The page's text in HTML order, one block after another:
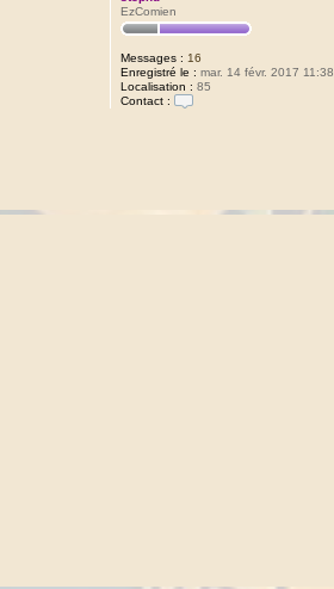
EzComien
Messages : 16
Enregistré le : mar. 14 févr. 2017 11:38
Localisation : 85
Contact :